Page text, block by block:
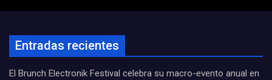
Entradas recientes
El Brunch Electronik Festival celebra su macro-evento anual en